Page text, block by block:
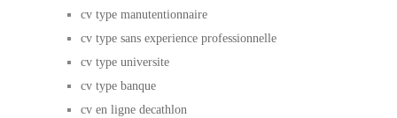
cv type manutentionnaire
cv type sans experience professionnelle
cv type universite
cv type banque
cv en ligne decathlon